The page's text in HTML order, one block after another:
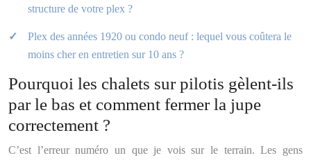
structure de votre plex ?
Plex des années 1920 ou condo neuf : lequel vous coûtera le
moins cher en entretien sur 10 ans ?
Pourquoi les chalets sur pilotis gèlent-ils
par le bas et comment fermer la jupe
correctement ?
C’est l’erreur numéro un que je vois sur le terrain. Les gens